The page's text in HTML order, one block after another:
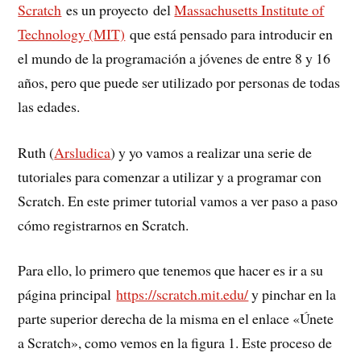
Scratch es un proyecto delMassachusetts Institute of
Technology (MIT) que está pensado para introducir en
el mundo de la programación a jóvenes de entre 8 y 16
años, pero que puede ser utilizado por personas de todas
las edades.
Ruth (Arsludica) y yo vamos a realizar una serie de
tutoriales para comenzar a utilizar y a programar con
Scratch. En este primer tutorial vamos a ver paso a paso
cómo registrarnos en Scratch.
Para ello, lo primero que tenemos que hacer es ir a su
página principalhttps://scratch.mit.edu/y pinchar en la
parte superior derecha de la misma en el enlace «Únete
a Scratch», como vemos en la figura 1. Este proceso de